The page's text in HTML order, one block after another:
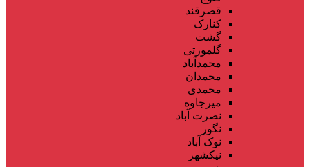
قصرقند
کنارک
گشت
گلمورتی
محمدآباد
محمدان
محمدی
میرجاوه
نصرت آباد
نگور
نوک آباد
نیکشهر